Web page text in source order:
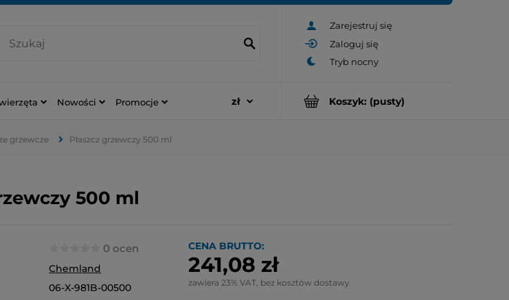
Zarejestruj się
Zaloguj się
Koszyk: (pusty)
Nowości Promocje
grzewcze Płaszcz grzewczy 500 ml
500 ml
0 ocen
Chemland
06-X-981B-00500
CENA BRUTTO:
241,08 zł
zawiera 23% VAT, bez kosztów dostawy